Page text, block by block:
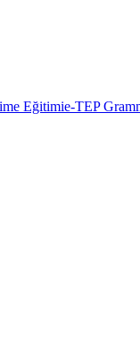
Eğitimie-TEP